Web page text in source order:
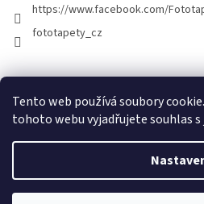
Tento web používá soubory
tohoto webu vyjadřujete souhlas
https://www.facebook.com/
fototapety_cz
Vytvořil